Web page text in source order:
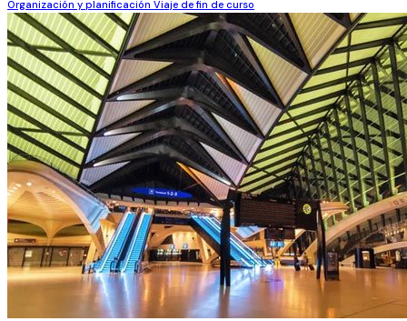
Organización y planificación Viaje de fin de curso